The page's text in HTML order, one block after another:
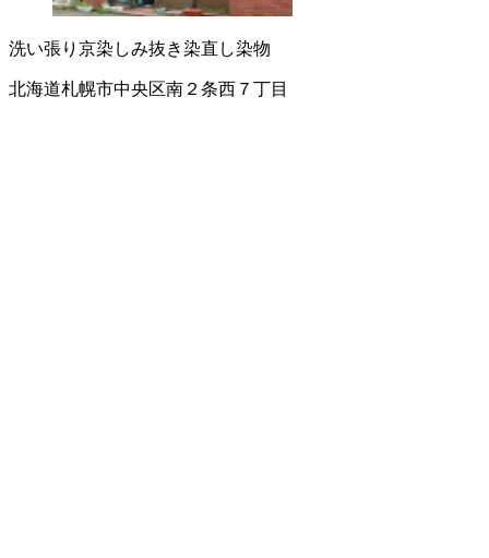
洗い張り 京染 しみ抜き染直し染物
北海道札幌市中央区南２条西７丁目